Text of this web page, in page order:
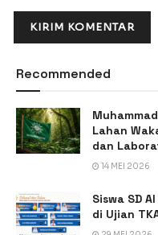
Recommended
Lahan
dan
14 MEI 2026
Siswa SD
di Ujian